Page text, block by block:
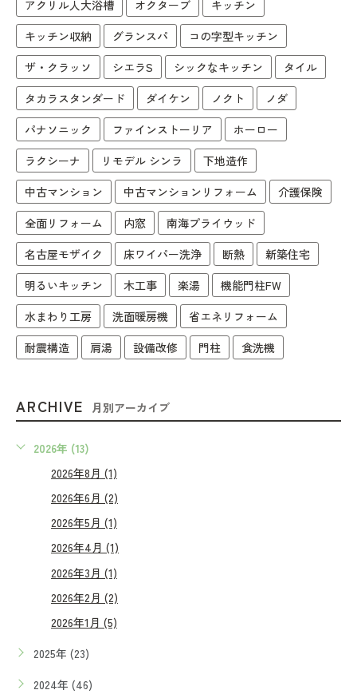
アクリル人大浴槽 オクターブ
キッチン
キッチン収納
グランスパ
コの字型キッチン
ザ・クラッソ
シエラS シックなキッチン
タイル
タカラスタンダード
ダイケン ノクト
ノダ
パナソニック
ファインストーリア
ホーロー
ラクシーナ
リモデル シンラ
下地造作
中古マンション
中古マンションリフォーム
介護保険
全面リフォーム
内窓
南海プライウッド
名古屋モザイク
床ワイパー洗浄 断熱
新築住宅
明るいキッチン
木工事 楽湯
機能門柱FW
水まわり工房
洗面暖房機
省エネリフォーム
耐震構造
肩湯 設備改修 門柱 食洗機
ARCHIVE 月別アーカイブ
2026年 (13)
2026年8月 (1)
2026年6月 (2)
2026年5月 (1)
2026年4月 (1)
2026年3月 (1)
2026年2月 (2)
2026年1月 (5)
2025年 (23)
2024年 (46)